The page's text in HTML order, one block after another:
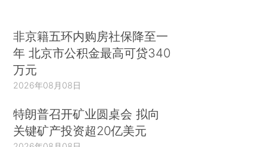
非京籍五环内购房社保降至一
年 北京市公积金最高可贷340
万元
2026年08月08日
特朗普召开矿业圆桌会 拟向
关键矿产投资超20亿美元